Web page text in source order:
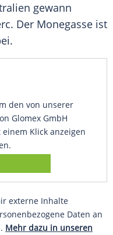
gewann
Der Monegasse ist
den von unserer
Glomex GmbH
Klick anzeigen
externe Inhalte
Daten an
Mehr dazu in unseren